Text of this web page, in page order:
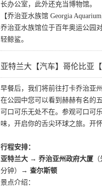
长办公室，此外还充当博物馆。
【乔治亚水族馆 Georgia
乔治亚水族馆位于百年奥运公园
轻鲸鲨。
亚特兰大【汽车】哥伦比亚
早餐后，我们将前往打卡乔治亚
在公园中您可以看到赫赫有名的
可口可乐无处不在。参观可口可
味，开启你的舌尖环球之旅。开
行程安排：
亚特兰大 → 乔治亚州政府大厦
分钟）→ 查尔斯顿
景点介绍：